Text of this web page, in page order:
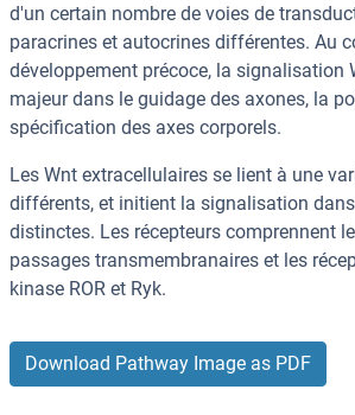
d'un certain nombre de voies de
paracrines et autocrines différentes. Au
développement précoce, la signalisation
majeur dans le guidage des axones, la
spécification des axes corporels.
Les Wnt extracellulaires se lient à une
différents, et initient la signalisation
distinctes. Les récepteurs comprennent
passages transmembranaires et les
kinase ROR et Ryk.
Download Pathway Image as PDF